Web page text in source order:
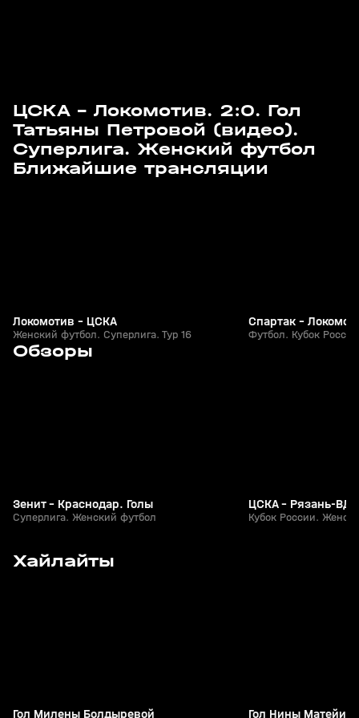
ЦСКА - Локомотив. 2:0. Гол
Татьяны Петровой (видео).
Суперлига. Женский футбол
Ближайшие трансляции
Сегодня, 14:25
Локомотив - ЦСКА
Женский футбол. Суперлига. Тур 16
16 авг, 11:55
Спартак -
Футбол. Кубок
Обзоры
01 авг, 16:32
Зенит - Краснодар. Голы
Суперлига. Женский футбол
24 июл, 19:00
ЦСКА - Рязань-
Кубок России.
Хайлайты
01 авг, 16:04
Гол Милены Болдыревой Гол Нины Матейич